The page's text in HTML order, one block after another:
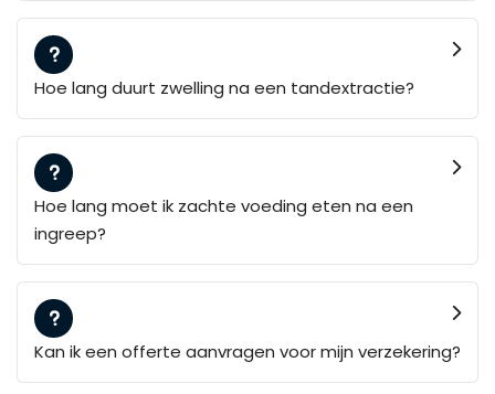
Hoe lang duurt zwelling na een tandextractie?
Hoe lang moet ik zachte voeding eten na een
ingreep?
Kan ik een offerte aanvragen voor mijn verzekering?